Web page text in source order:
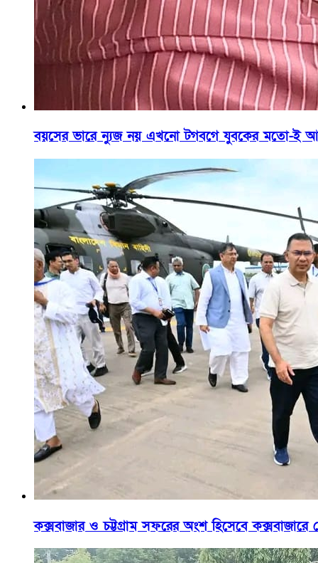
বয়সের ভারে ন্যুজ নয় এখনো টগবগে যুবকের মতো-ই
কক্সবাজার ও চট্টগ্রাম সফরের অংশ হিসেবে কক্সবাজারে